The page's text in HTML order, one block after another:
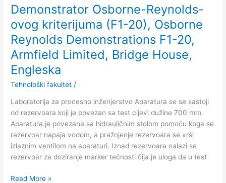
Demonstrator Osborne-Reynolds-
ovog kriterijuma (F1-20), Osborne
Reynolds Demonstrations F1-20,
Armfield Limited, Bridge House,
Engleska
Tehnološki fakultet /
Laboratorija za procesno inženjerstvo Aparatura se se sastoji
od rezervoara koji je povezan sa test cijevi dužine 700 mm.
Aparatura je povezana sa hidrauličnim stolom pomoću koga se
rezervoar napaja vodom, a pražnjenje rezervoara se vrši
izlaznim ventilom na aparaturi. Iznad rezervoara nalazi se
rezervoar za doziranje marker tečnosti čija je uloga da u test
Reynolds
Demonstrations
F1-
20,
Armfield
Limited,
Bridge
House,
Read More »